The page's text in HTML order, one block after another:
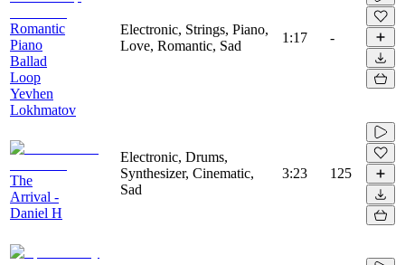
Romantic
Piano
Ballad
Loop
Yevhen
Lokhmatov
Electronic, Strings, Piano,
Love, Romantic, Sad
1:17 -
The
Arrival -
Daniel H
Electronic, Drums,
Synthesizer, Cinematic,
Sad
3:23 125